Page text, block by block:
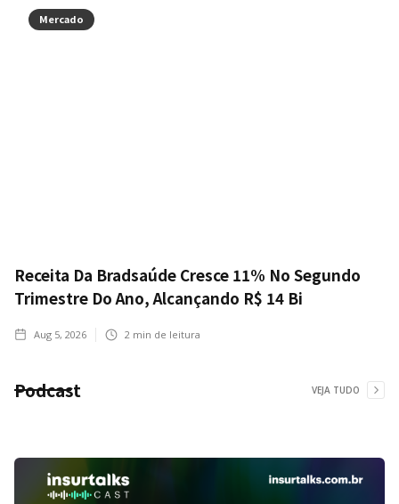
Mercado
Receita Da Bradsaúde Cresce 11% No Segundo
Trimestre Do Ano, Alcançando R$ 14 Bi
Aug 5, 2026 2 min de leitura
Podcast VEJA TUDO